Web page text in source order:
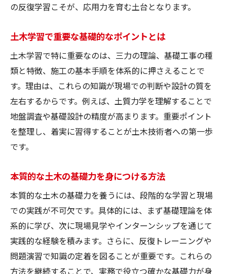
の反復学習こそが、応用力を育む土台となります。
土木学習で重要な基礎的なポイントとは
土木学習で特に重要なのは、三力の理論、基礎工事の種
類と特徴、施工の基本手順を体系的に押さえることで
す。理由は、これらの知識が現場での判断や設計の質を
左右するからです。例えば、土質力学を理解することで
地盤調査や基礎設計の精度が高まります。重要ポイント
を整理し、着実に習得することが土木技術者への第一歩
です。
本質的な土木の基礎力を身につける方法
本質的な土木の基礎力を養うには、段階的な学習と現場
での実践が不可欠です。具体的には、まず基礎理論を体
系的に学び、次に現場見学やインターンシップを通じて
実践的な経験を積みます。さらに、反復トレーニングや
問題演習で知識の定着を図ることが重要です。これらの
方法を継続することで、実務で役立つ確かな基礎力が身